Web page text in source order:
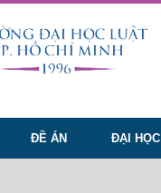
ĐỀ ÁN ĐẠI HỌC